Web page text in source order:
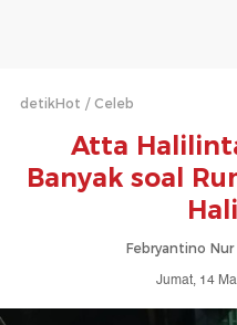
detikHot Celeb
Atta
Banyak soal
Febryantino
Jumat, 14